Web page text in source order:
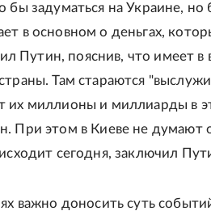
бы задуматься на Украине, но
в основном о деньгах,
Путин, пояснив, что имеет
Там стараются
их миллионы и миллиарды в
При этом в Киеве не думают
сегодня, заключил
важно доносить суть